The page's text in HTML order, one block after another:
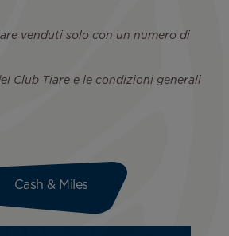
venduti solo con un numero di
Club Tiare e le condizioni generali
Cash & Miles